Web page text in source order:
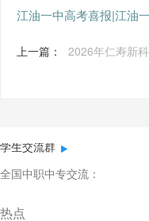
江油一中高考喜报|江油
上一篇： 2026年仁寿新
学生交流群
全国中职中专交流：
热点